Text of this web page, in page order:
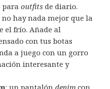
paraoutfitsde diario.
no hay nada mejor que la
el frío. Añade al
con tus botas
a juego con un gorro
interesante y
: un pantalóndenim con